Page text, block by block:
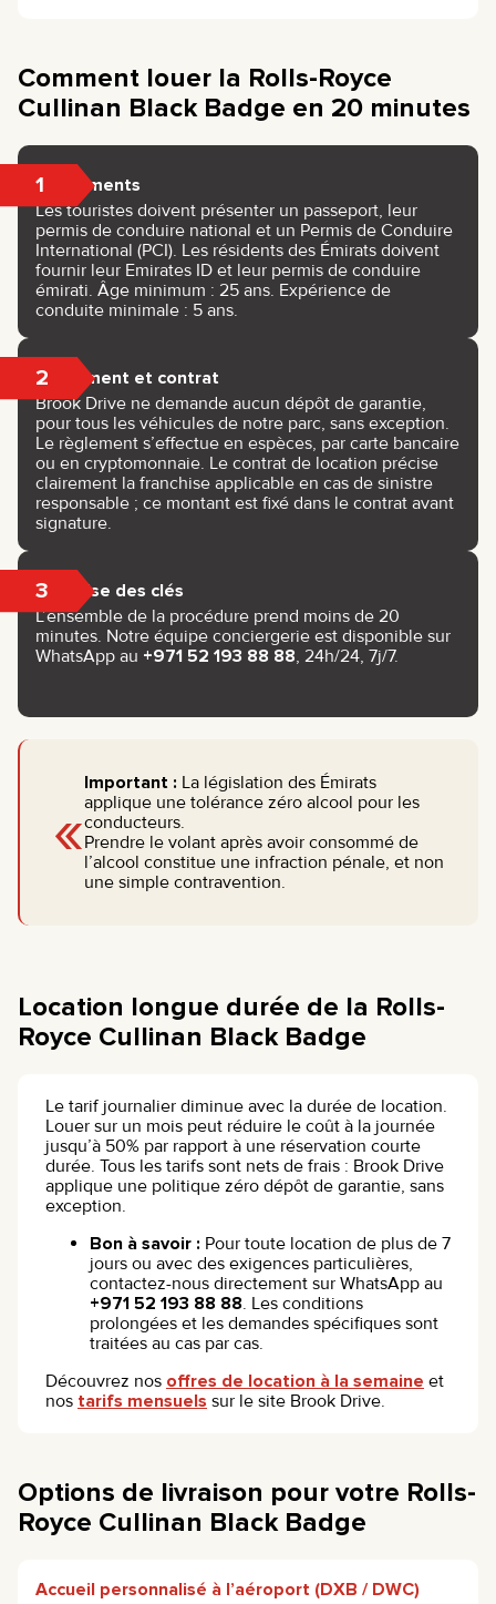
Comment louer la Rolls-Royce
Cullinan Black Badge en 20 minutes
1 Documents
Les touristes doivent présenter un passeport, leur
permis de conduire national et un Permis de Conduire
International (PCI). Les résidents des Émirats doivent
fournir leur Emirates ID et leur permis de conduire
émirati. Âge minimum : 25 ans. Expérience de
conduite minimale : 5 ans.
2 Paiement et contrat
Brook Drive ne demande aucun dépôt de garantie,
pour tous les véhicules de notre parc, sans exception.
Le règlement s’effectue en espèces, par carte bancaire
ou en cryptomonnaie. Le contrat de location précise
clairement la franchise applicable en cas de sinistre
responsable ; ce montant est fixé dans le contrat avant
signature.
3 Remise des clés
L’ensemble de la procédure prend moins de 20
minutes. Notre équipe conciergerie est disponible sur
WhatsApp au +971 52 193 88 88, 24h/24, 7j/7.
«
Important : La législation des Émirats
applique une tolérance zéro alcool pour les
conducteurs.
Prendre le volant après avoir consommé de
l’alcool constitue une infraction pénale, et non
une simple contravention.
Location longue durée de la Rolls-
Royce Cullinan Black Badge
Le tarif journalier diminue avec la durée de location.
Louer sur un mois peut réduire le coût à la journée
jusqu’à 50% par rapport à une réservation courte
durée. Tous les tarifs sont nets de frais : Brook Drive
applique une politique zéro dépôt de garantie, sans
exception.
Bon à savoir : Pour toute location de plus de 7
jours ou avec des exigences particulières,
contactez-nous directement sur WhatsApp au
+971 52 193 88 88. Les conditions
prolongées et les demandes spécifiques sont
traitées au cas par cas.
Découvrez nos offres de location à la semaine et
nos tarifs mensuels sur le site Brook Drive.
Options de livraison pour votre Rolls-
Royce Cullinan Black Badge
Accueil personnalisé à l’aéroport (DXB / DWC)